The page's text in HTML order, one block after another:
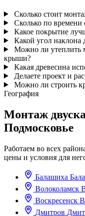
Сколько стоит
Сколько по времени
Какое покрытие
Какой угол наклона
Можно ли утеплить
крыши?
Какая древесина
Делаете проект и
Можно ли строить
География
Монтаж
Подмосковье
Работаем во всех
цены и условия для
Балашиха
Волоколамск
Воскресенск
Дмитров